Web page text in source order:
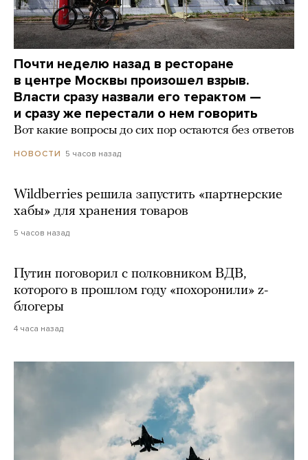
Почти неделю назад в ресторане
в центре Москвы произошел взрыв.
Власти сразу назвали его терактом —
и сразу же перестали о нем говорить
Вот какие вопросы до сих пор остаются без ответов
НОВОСТИ 5 часов назад
Wildberries решила запустить «партнерские
хабы» для хранения товаров
5 часов назад
Путин поговорил с полковником ВДВ,
которого в прошлом году «похоронили» z-
блогеры
4 часа назад